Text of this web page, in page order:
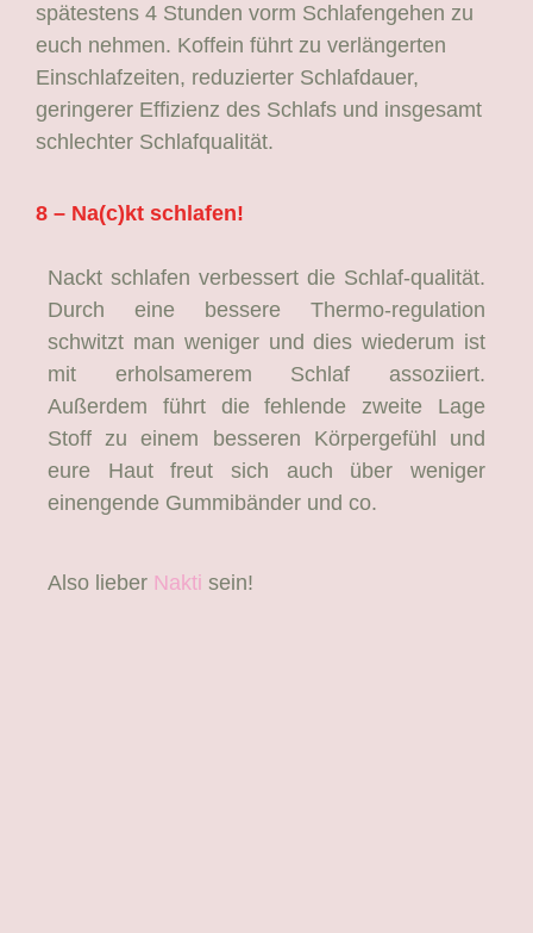
spätestens 4 Stunden vorm Schlafengehen zu
euch nehmen. Koffein führt zu verlängerten
Einschlafzeiten, reduzierter Schlafdauer,
geringerer Effizienz des Schlafs und insgesamt
schlechter Schlafqualität.
8 – Na(c)kt schlafen!
Nackt schlafen verbessert die Schlaf-qualität.
Durch eine bessere Thermo-regulation
schwitzt man weniger und dies wiederum ist
mit erholsamerem Schlaf assoziiert.
Außerdem führt die fehlende zweite Lage
Stoff zu einem besseren Körpergefühl und
eure Haut freut sich auch über weniger
einengende Gummibänder und co.
Also lieber Nakti sein!